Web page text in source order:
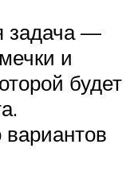
задача —
и
будет
вариантов